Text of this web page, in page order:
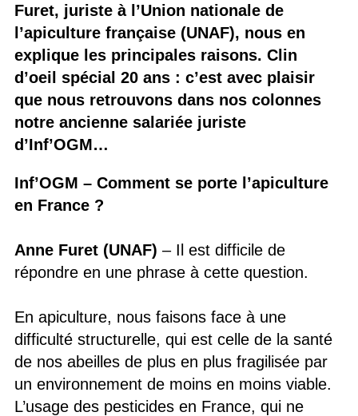
Furet, juriste à l’Union nationale de
l’apiculture française (UNAF), nous en
explique les principales raisons. Clin
d’oeil spécial 20 ans : c’est avec plaisir
que nous retrouvons dans nos colonnes
notre ancienne salariée juriste
d’Inf’OGM…
Inf’OGM – Comment se porte l’apiculture
en France ?
Anne Furet (UNAF) – Il est difficile de
répondre en une phrase à cette question.
En apiculture, nous faisons face à une
difficulté structurelle, qui est celle de la santé
de nos abeilles de plus en plus fragilisée par
un environnement de moins en moins viable.
L’usage des pesticides en France, qui ne